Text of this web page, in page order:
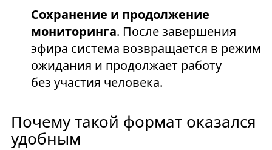
Сохранение и продолжение
мониторинга. После завершения
эфира система возвращается в режим
ожидания и продолжает работу
без участия человека.
Почему такой формат оказался
удобным